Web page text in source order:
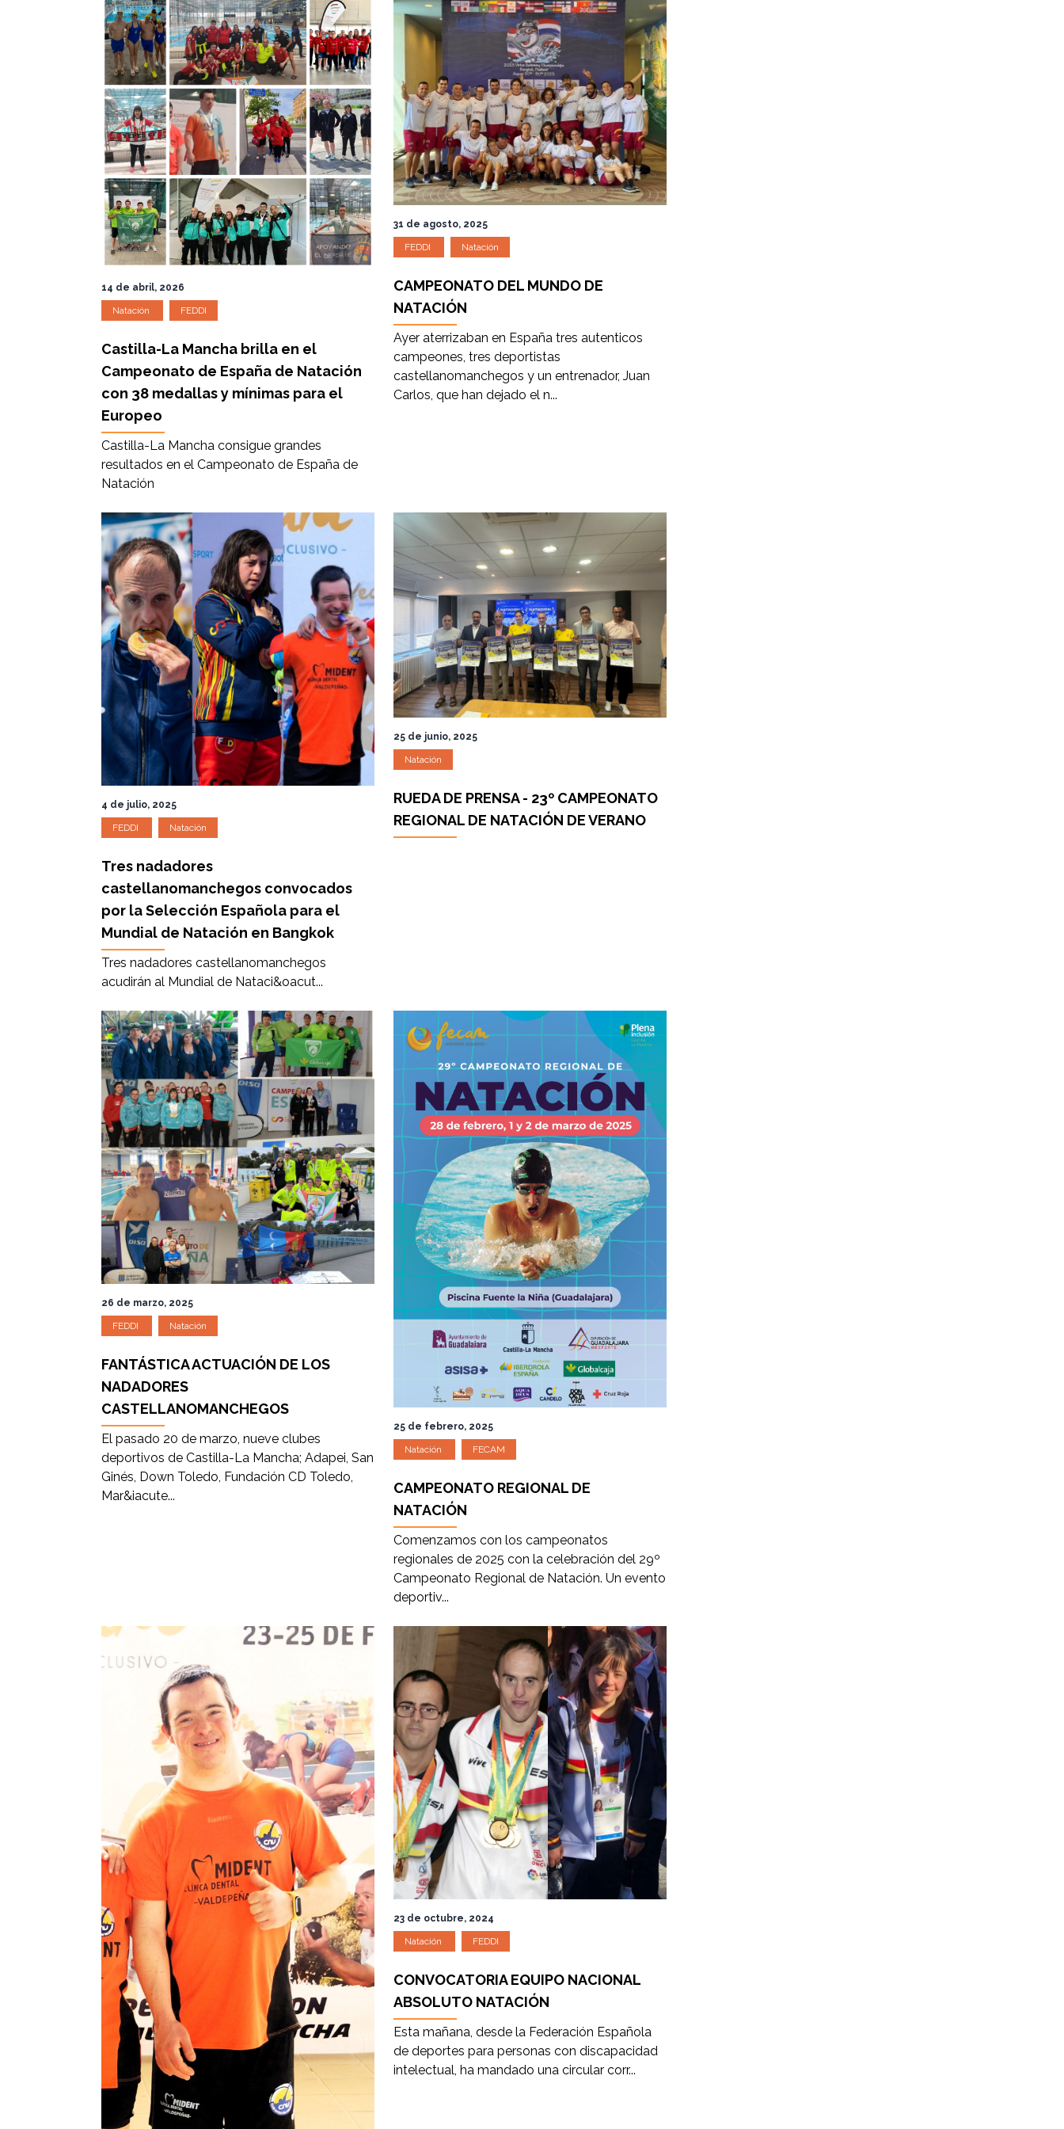
14 de abril, 2026
Natación FEDDI
Castilla-La Mancha brilla en el
Campeonato de España de Natación
con 38 medallas y mínimas para el
Europeo
Castilla-La Mancha consigue grandes
resultados en el Campeonato de España de
Natación
31 de agosto, 2025
FEDDI Natación
CAMPEONATO DEL MUNDO DE
NATACIÓN
Ayer aterrizaban en España tres autenticos
campeones, tres deportistas
castellanomanchegos y un entrenador, Juan
Carlos, que han dejado el n...
4 de julio, 2025
FEDDI Natación
Tres nadadores
castellanomanchegos convocados
por la Selección Española para el
Mundial de Natación en Bangkok
Tres nadadores castellanomanchegos
acudirán al Mundial de Nataci&oacut...
25 de junio, 2025
Natación
RUEDA DE PRENSA - 23º CAMPEONATO
REGIONAL DE NATACIÓN DE VERANO
26 de marzo, 2025
FEDDI Natación
FANTÁSTICA ACTUACIÓN DE LOS
NADADORES
CASTELLANOMANCHEGOS
El pasado 20 de marzo, nueve clubes
deportivos de Castilla-La Mancha; Adapei, San
Ginés, Down Toledo, Fundación CD Toledo,
Mar&iacute...
25 de febrero, 2025
Natación FECAM
CAMPEONATO REGIONAL DE
NATACIÓN
Comenzamos con los campeonatos
regionales de 2025 con la celebración del 29º
Campeonato Regional de Natación. Un evento
deportiv...
23 de octubre, 2024
Natación FEDDI
CONVOCATORIA EQUIPO NACIONAL
ABSOLUTO NATACIÓN
Esta mañana, desde la Federación Española
de deportes para personas con discapacidad
intelectual, ha mandado una circular corr...